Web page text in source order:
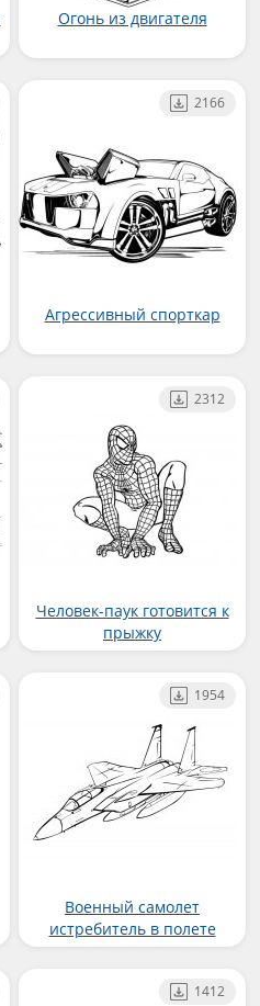
Огонь из двигателя
Агрессивный спорткар
2166
Человек-паук готовится к
прыжку
2312
Военный самолет
истребитель в полете
1954
1412